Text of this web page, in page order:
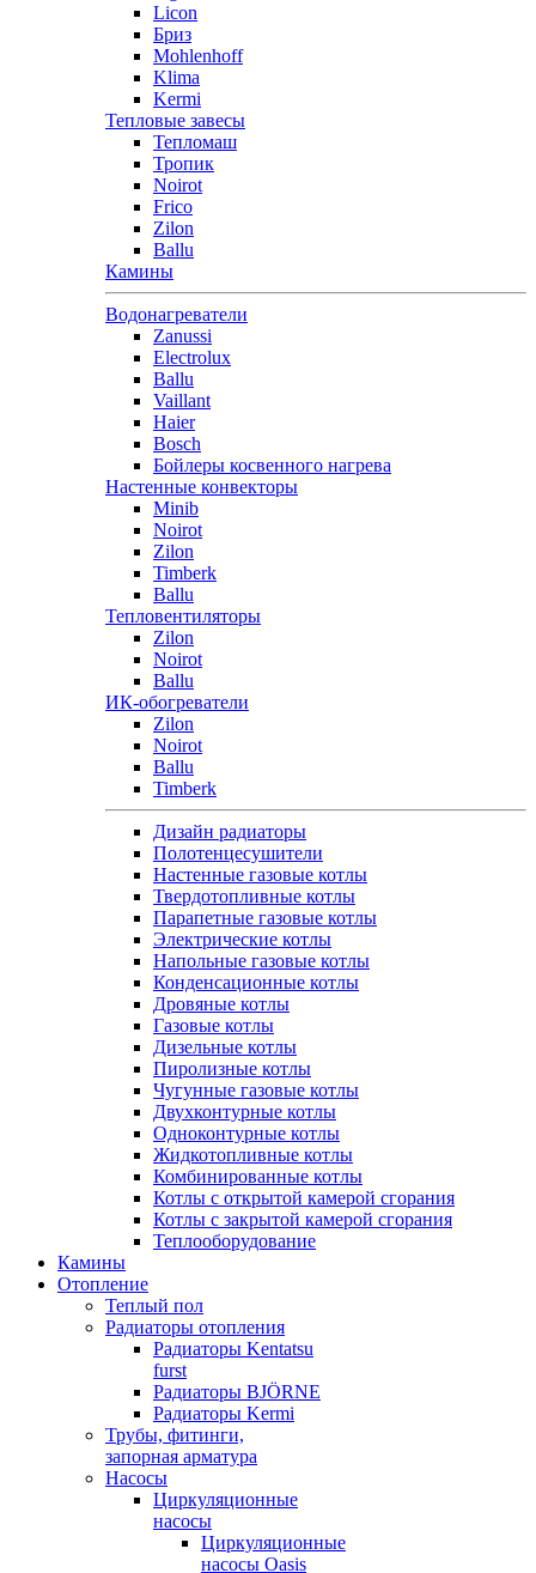
Licon
Бриз
Mohlenhoff
Klima
Kermi
Тепловые завесы
Тепломаш
Тропик
Noirot
Frico
Zilon
Ballu
Камины
Водонагреватели
Zanussi
Electrolux
Ballu
Vaillant
Haier
Bosch
Бойлеры косвенного нагрева
Настенные конвекторы
Minib
Noirot
Zilon
Timberk
Ballu
Тепловентиляторы
Zilon
Noirot
Ballu
ИК-обогреватели
Zilon
Noirot
Ballu
Timberk
Дизайн радиаторы
Полотенцесушители
Настенные газовые котлы
Твердотопливные котлы
Парапетные газовые котлы
Электрические котлы
Напольные газовые котлы
Конденсационные котлы
Дровяные котлы
Газовые котлы
Дизельные котлы
Пиролизные котлы
Чугунные газовые котлы
Двухконтурные котлы
Одноконтурные котлы
Жидкотопливные котлы
Комбинированные котлы
Котлы с открытой камерой сгорания
Котлы с закрытой камерой сгорания
Теплооборудование
Камины
Отопление
Теплый пол
Радиаторы отопления
Радиаторы Kentatsu
furst
Радиаторы BJÖRNE
Радиаторы Kermi
Трубы, фитинги,
запорная арматура
Насосы
Циркуляционные
насосы
Циркуляционные
насосы Oasis